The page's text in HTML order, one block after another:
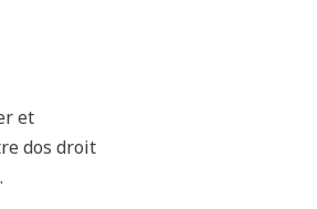
et
dos droit